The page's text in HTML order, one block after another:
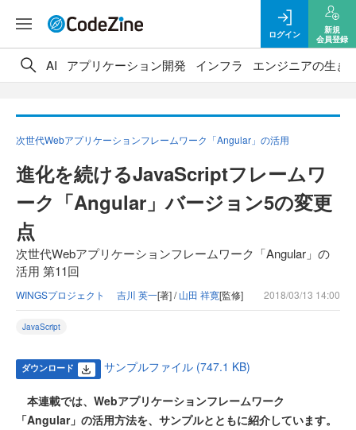
ログイン
新規
会員登録
AI アプリケーション開発 インフラ エンジニアの生き
次世代Webアプリケーションフレームワーク「Angular」の活用
進化を続けるJavaScriptフレームワ
ーク「Angular」バージョン5の変更
点
次世代Webアプリケーションフレームワーク「Angular」の
活用 第11回
WINGSプロジェクト 吉川 英一[著] /山田 祥寛[監修] 2018/03/13 14:00
JavaScript
ダウンロード サンプルファイル (747.1 KB)
本連載では、Webアプリケーションフレームワーク
「Angular」の活用方法を、サンプルとともに紹介しています。